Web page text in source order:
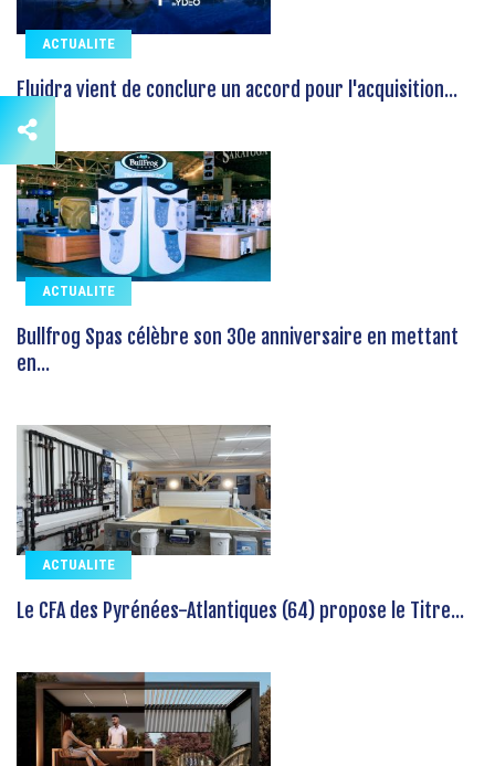
ACTUALITE
Fluidra vient de conclure un accord pour l'acquisition...
ACTUALITE
Bullfrog Spas célèbre son 30e anniversaire en mettant
en...
ACTUALITE
Le CFA des Pyrénées-Atlantiques (64) propose le Titre...